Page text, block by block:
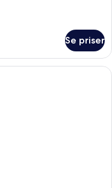
Se priser
1 soverom (Rodeo Suite) | 1